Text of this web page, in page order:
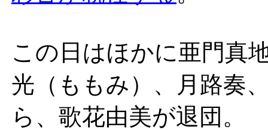
この日はほかに亜門真
光（ももみ）、月路奏
ら、歌花由美が退団。